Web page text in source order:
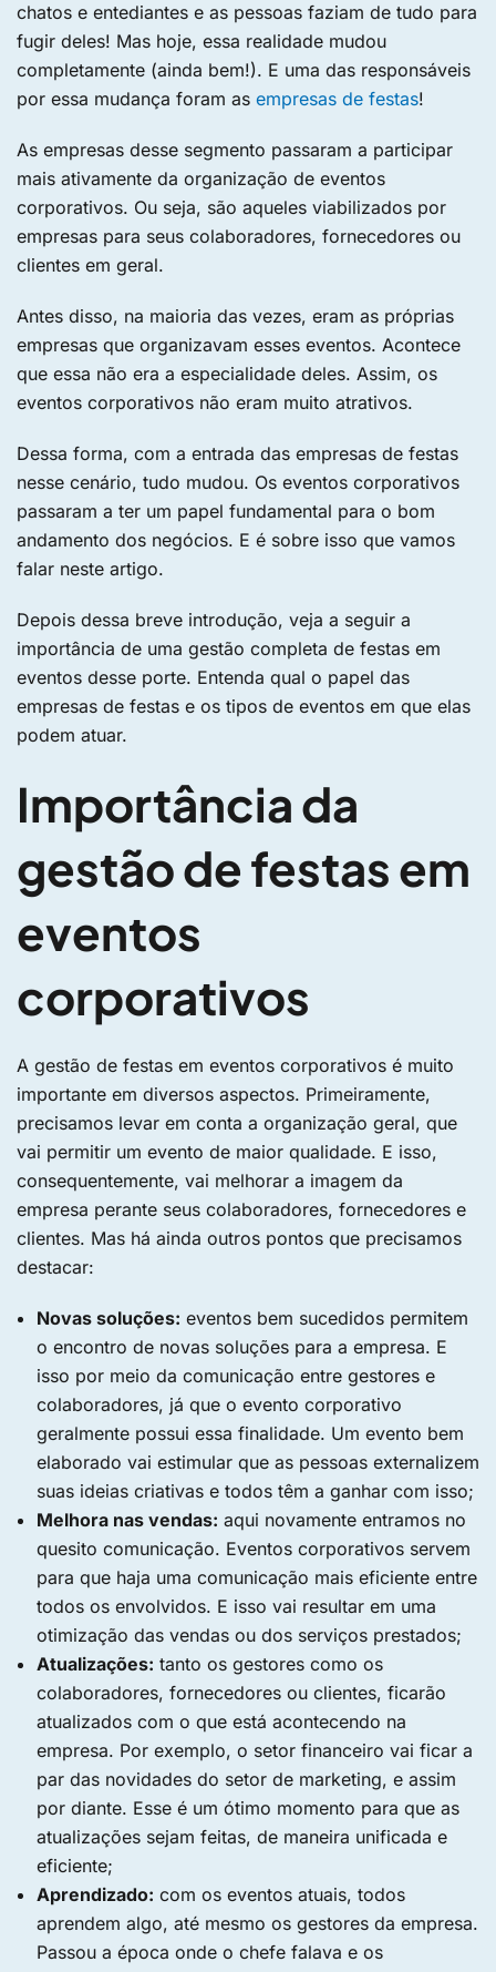
chatos e entediantes e as pessoas faziam de tudo para
fugir deles! Mas hoje, essa realidade mudou
completamente (ainda bem!). E uma das responsáveis
por essa mudança foram as empresas de festas!
As empresas desse segmento passaram a participar
mais ativamente da organização de eventos
corporativos. Ou seja, são aqueles viabilizados por
empresas para seus colaboradores, fornecedores ou
clientes em geral.
Antes disso, na maioria das vezes, eram as próprias
empresas que organizavam esses eventos. Acontece
que essa não era a especialidade deles. Assim, os
eventos corporativos não eram muito atrativos.
Dessa forma, com a entrada das empresas de festas
nesse cenário, tudo mudou. Os eventos corporativos
passaram a ter um papel fundamental para o bom
andamento dos negócios. E é sobre isso que vamos
falar neste artigo.
Depois dessa breve introdução, veja a seguir a
importância de uma gestão completa de festas em
eventos desse porte. Entenda qual o papel das
empresas de festas e os tipos de eventos em que elas
podem atuar.
Importância da
gestão de festas em
eventos
corporativos
A gestão de festas em eventos corporativos é muito
importante em diversos aspectos. Primeiramente,
precisamos levar em conta a organização geral, que
vai permitir um evento de maior qualidade. E isso,
consequentemente, vai melhorar a imagem da
empresa perante seus colaboradores, fornecedores e
clientes. Mas há ainda outros pontos que precisamos
destacar:
Novas soluções: eventos bem sucedidos permitem
o encontro de novas soluções para a empresa. E
isso por meio da comunicação entre gestores e
colaboradores, já que o evento corporativo
geralmente possui essa finalidade. Um evento bem
elaborado vai estimular que as pessoas externalizem
suas ideias criativas e todos têm a ganhar com isso;
Melhora nas vendas: aqui novamente entramos no
quesito comunicação. Eventos corporativos servem
para que haja uma comunicação mais eficiente entre
todos os envolvidos. E isso vai resultar em uma
otimização das vendas ou dos serviços prestados;
Atualizações: tanto os gestores como os
colaboradores, fornecedores ou clientes, ficarão
atualizados com o que está acontecendo na
empresa. Por exemplo, o setor financeiro vai ficar a
par das novidades do setor de marketing, e assim
por diante. Esse é um ótimo momento para que as
atualizações sejam feitas, de maneira unificada e
eficiente;
Aprendizado: com os eventos atuais, todos
aprendem algo, até mesmo os gestores da empresa.
Passou a época onde o chefe falava e os